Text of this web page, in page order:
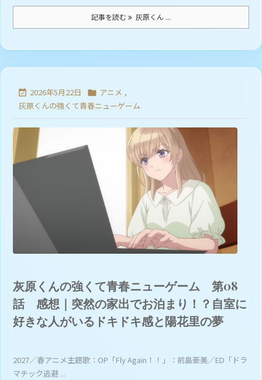
記事を読む 灰原くん ...
 2026年5月22日  アニメ ,
灰原くんの強くて青春ニューゲーム
灰原くんの強くて青春ニューゲーム 第08
話 感想｜突然の家出でお泊まり！？自室に
好きな人がいるドキドキ感と陽花里の夢
2027／春アニメ主題歌：OP「Fly Again！！」：前島亜美／ED「ドラ
マチック逃避 ...